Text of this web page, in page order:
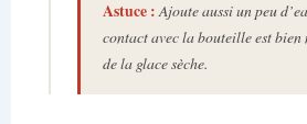
Astuce : Ajoute aussi un peu
contact avec la bouteille est bien
de la glace sèche.